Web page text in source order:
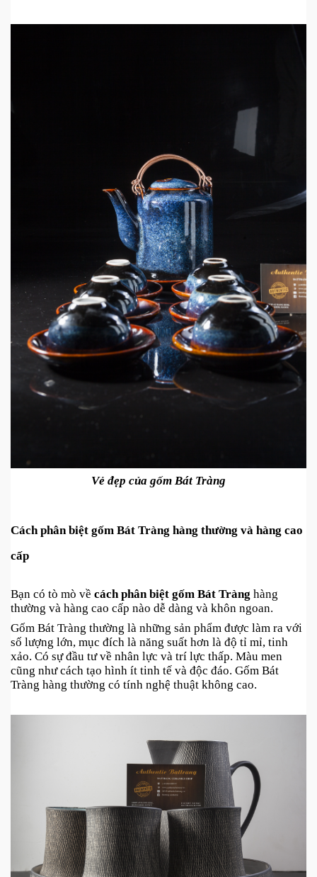
Vẻ đẹp của gốm Bát Tràng
Cách phân biệt gốm Bát Tràng hàng thường và hàng cao
cấp
Bạn có tò mò về cách phân biệt gốm Bát Tràng hàng
thường và hàng cao cấp nào dễ dàng và khôn ngoan.
Gốm Bát Tràng thường là những sản phẩm được làm ra với
số lượng lớn, mục đích là năng suất hơn là độ tỉ mỉ, tinh
xảo. Có sự đầu tư về nhân lực và trí lực thấp. Màu men
cũng như cách tạo hình ít tinh tế và độc đáo. Gốm Bát
Tràng hàng thường có tính nghệ thuật không cao.